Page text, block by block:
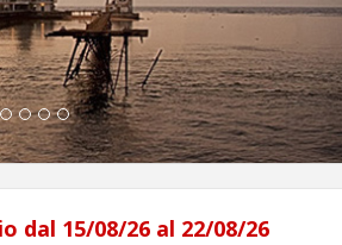
dal 15/08/26 al 22/08/26